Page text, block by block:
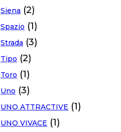
Siena (2)
Spazio (1)
Strada (3)
Tipo (2)
Toro (1)
Uno (3)
UNO ATTRACTIVE (1)
UNO VIVACE (1)